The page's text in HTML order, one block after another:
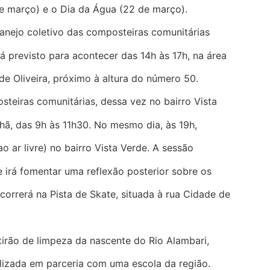
março) e o Dia da Água (22 de março).
coletivo das composteiras comunitárias
para acontecer das 14h às 17h, na área
Oliveira, próximo à altura do número 50.
comunitárias, dessa vez no bairro Vista
das 9h às 11h30. No mesmo dia, às 19h,
ar livre) no bairro Vista Verde. A sessão
fomentar uma reflexão posterior sobre os
na Pista de Skate, situada à rua Cidade de
de limpeza da nascente do Rio Alambari,
em parceria com uma escola da região.